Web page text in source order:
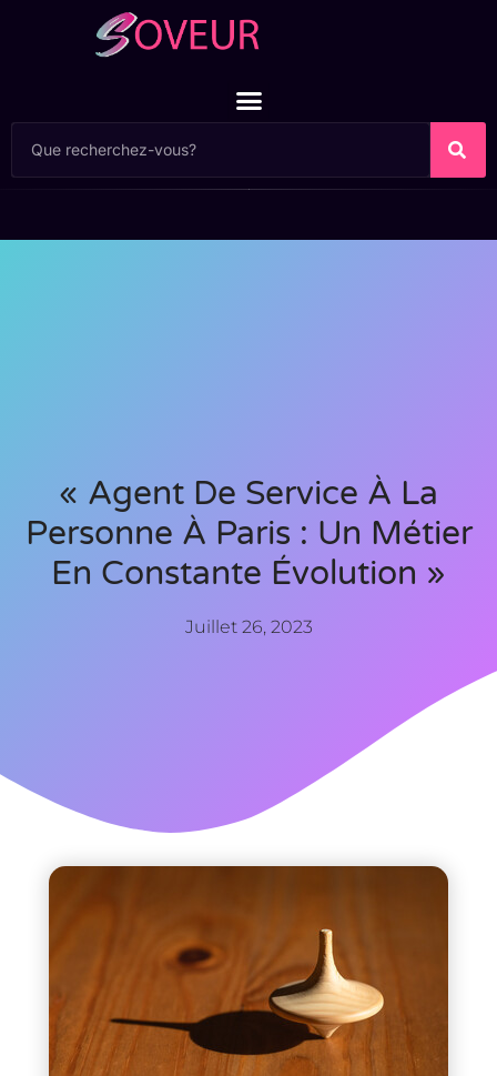
« Agent De Service À La
Personne À Paris : Un Métier
En Constante Évolution »
Juillet 26, 2023